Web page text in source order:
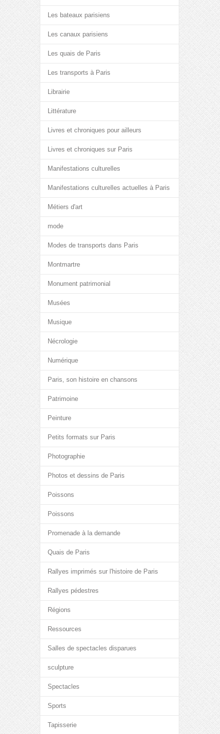
Les bateaux parisiens
Les canaux parisiens
Les quais de Paris
Les transports à Paris
Librairie
Littérature
Livres et chroniques pour ailleurs
Livres et chroniques sur Paris
Manifestations culturelles
Manifestations culturelles actuelles à Paris
Métiers d'art
mode
Modes de transports dans Paris
Montmartre
Monument patrimonial
Musées
Musique
Nécrologie
Numérique
Paris, son histoire en chansons
Patrimoine
Peinture
Petits formats sur Paris
Photographie
Photos et dessins de Paris
Poissons
Poissons
Promenade à la demande
Quais de Paris
Rallyes imprimés sur l'histoire de Paris
Rallyes pédestres
Régions
Ressources
Salles de spectacles disparues
sculpture
Spectacles
Sports
Tapisserie